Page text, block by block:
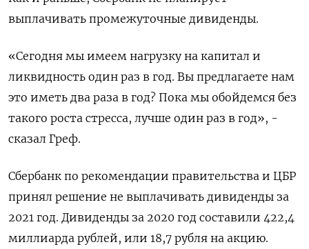
выплачивать промежуточные дивиденды.
«Сегодня мы имеем нагрузку на капитал и
ликвидность один раз в год. Вы предлагаете нам
это иметь два раза в год? Пока мы обойдемся без
такого роста стресса, лучше один раз в год», -
сказал Греф.
Сбербанк по рекомендации правительства и ЦБР
принял решение не выплачивать дивиденды за
2021 год. Дивиденды за 2020 год составили 422,4
миллиарда рублей, или 18,7 рубля на акцию.